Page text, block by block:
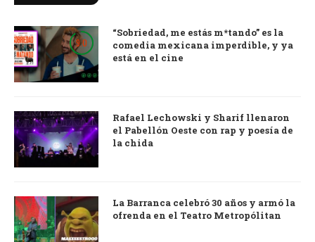
9.0
“Sobriedad, me estás m*tando” es la
comedia mexicana imperdible, y ya
está en el cine
Rafael Lechowski y Sharif llenaron
el Pabellón Oeste con rap y poesía de
la chida
La Barranca celebró 30 años y armó la
ofrenda en el Teatro Metropólitan